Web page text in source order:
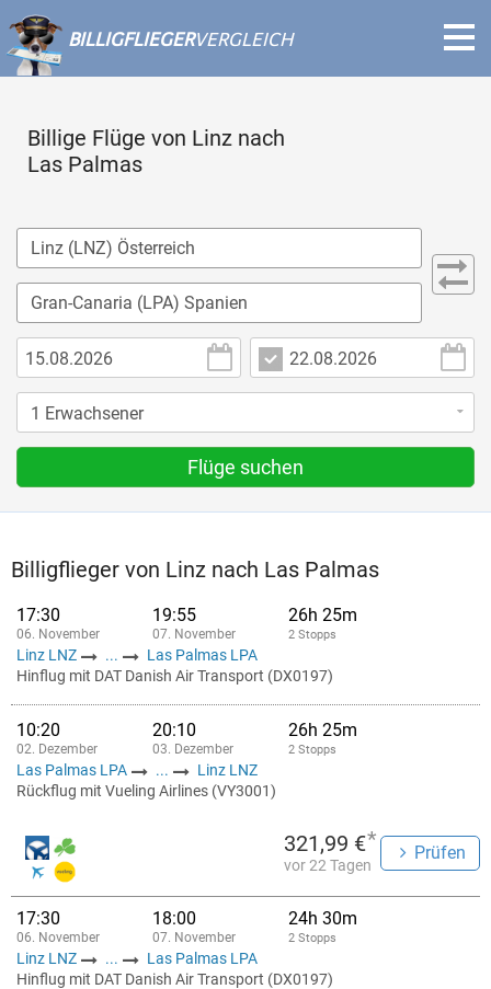
BILLIGFLIEGERVERGLEICH
Billige Flüge von Linz nach
Las Palmas
Flüge suchen
Billigflieger von Linz nach Las Palmas
17:30
06. November
19:55
07. November
26h 25m
2 Stopps
Linz LNZ ...
Las Palmas LPA
Hinflug mit DAT Danish Air Transport (DX0197)
10:20
02. Dezember
20:10
03. Dezember
26h 25m
2 Stopps
Las Palmas LPA ...
Linz LNZ
Rückflug mit Vueling Airlines (VY3001)
321,99 €*
vor 22 Tagen
Prüfen
17:30
06. November
18:00
07. November
24h 30m
2 Stopps
Linz LNZ ...
Las Palmas LPA
Hinflug mit DAT Danish Air Transport (DX0197)